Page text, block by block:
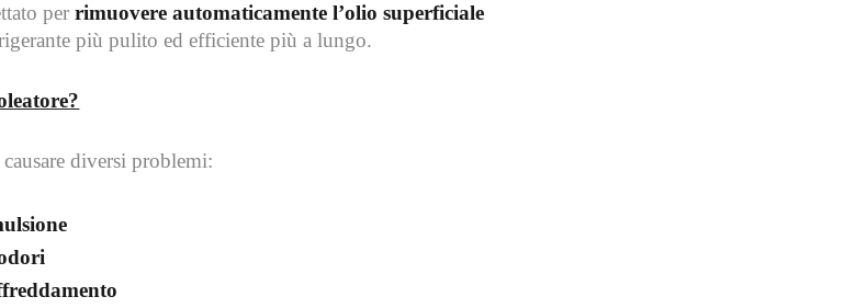
perrimuovere automaticamente l’olio superficiale
più pulito ed efficiente più a lungo.
diversi problemi: